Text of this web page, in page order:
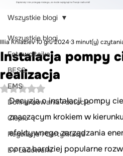
Zapisz się i nie przegap niczego, co może wpłynąć na Twoje rachunki!
Wszystkie blogi
Fotowoltaika
BESS
EMS
Dofinansowania i dotacje
Ciepło
Regulacje i Certyfikacja
EV Ładowarki
Wszystkie blogi
Instalacja pompy
realizacja
Illia Kniaziev10 gru 20243 minut(y)
Oceniono na NaN z 5 gwiazdek.
Decyzja o instalacji pompy
znaczącym krokiem w
efektywnego zarządzania
coraz bardziej popularne